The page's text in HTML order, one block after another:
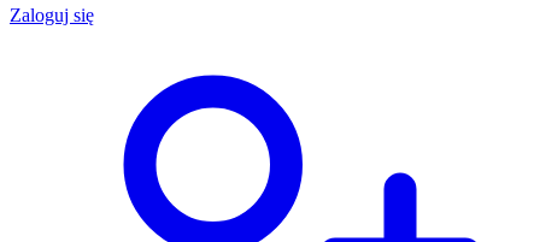
Zaloguj się